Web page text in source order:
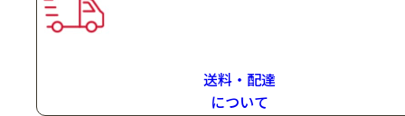
送料・配達
について